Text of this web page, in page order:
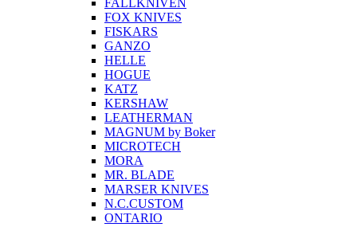
FALLKNIVEN
FOX KNIVES
FISKARS
GANZO
HELLE
HOGUE
KATZ
KERSHAW
LEATHERMAN
MAGNUM by Boker
MICROTECH
MORA
MR. BLADE
MARSER KNIVES
N.C.CUSTOM
ONTARIO